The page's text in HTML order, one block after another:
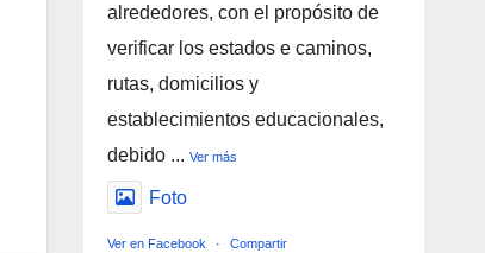
alrededores, con el propósito de
verificar los estados e caminos,
rutas, domicilios y
establecimientos educacionales,
debido ... Ver más
Foto
Ver en Facebook · Compartir